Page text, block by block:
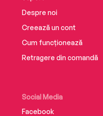
Despre noi
Creează un cont
Cum funcționează
Retragere din comandă
Social Media
Facebook